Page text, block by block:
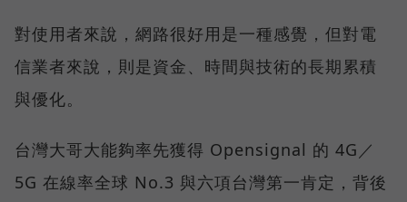
對使用者來說，網路很好用是一種感覺，但對電
信業者來說，則是資金、時間與技術的長期累積
與優化。
台灣大哥大能夠率先獲得 Opensignal 的 4G／
5G 在線率全球 No.3 與六項台灣第一肯定，背後